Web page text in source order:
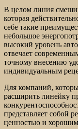
В целом линия
которая
себе такие
небольшое
высокий уровень
отвечает
точному внесению
индивидуальным
Для компаний,
расширить линейку
представляет собой
ценностью и